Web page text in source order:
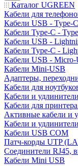
Каталог UGREEN
Кабели для
Кабели USB - Type-C
Кабели Type-C -
Кабели USB -
Кабели Type-C -
Кабели USB - Micro-
Кабели Mini-USB
Адаптеры,
Кабели для
Кабели и
Кабели для
Активные кабели и
Кабели и
Кабели USB COM
Патч-корды UTP
Соединители RJ45,
Кабели Mini USB